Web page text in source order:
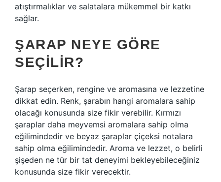
atıştırmalıklar ve salatalara mükemmel bir katkı
sağlar.
ŞARAP NEYE GÖRE
SEÇILIR?
Şarap seçerken, rengine ve aromasına ve lezzetine
dikkat edin. Renk, şarabın hangi aromalara sahip
olacağı konusunda size fikir verebilir. Kırmızı
şaraplar daha meyvemsi aromalara sahip olma
eğilimindedir ve beyaz şaraplar çiçeksi notalara
sahip olma eğilimindedir. Aroma ve lezzet, o belirli
şişeden ne tür bir tat deneyimi bekleyebileceğiniz
konusunda size fikir verecektir.